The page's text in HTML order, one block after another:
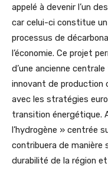
appelé à devenir l’un
car celui-ci constitue
processus de
l’économie. Ce projet
d’une ancienne
innovant de production
avec les stratégies
transition énergétique.
l’hydrogène » centrée
contribuera de
durabilité de la région